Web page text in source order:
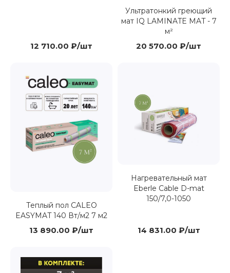
12 710.00 ₽/шт
Ультратонкий греющий
мат IQ LAMINATE MAT - 7
м²
20 570.00 ₽/шт
Теплый пол CALEO
EASYMAT 140 Вт/м2 7 м2
13 890.00 ₽/шт
Нагревательный мат
Eberle Cable D-mat
150/7,0-1050
14 831.00 ₽/шт